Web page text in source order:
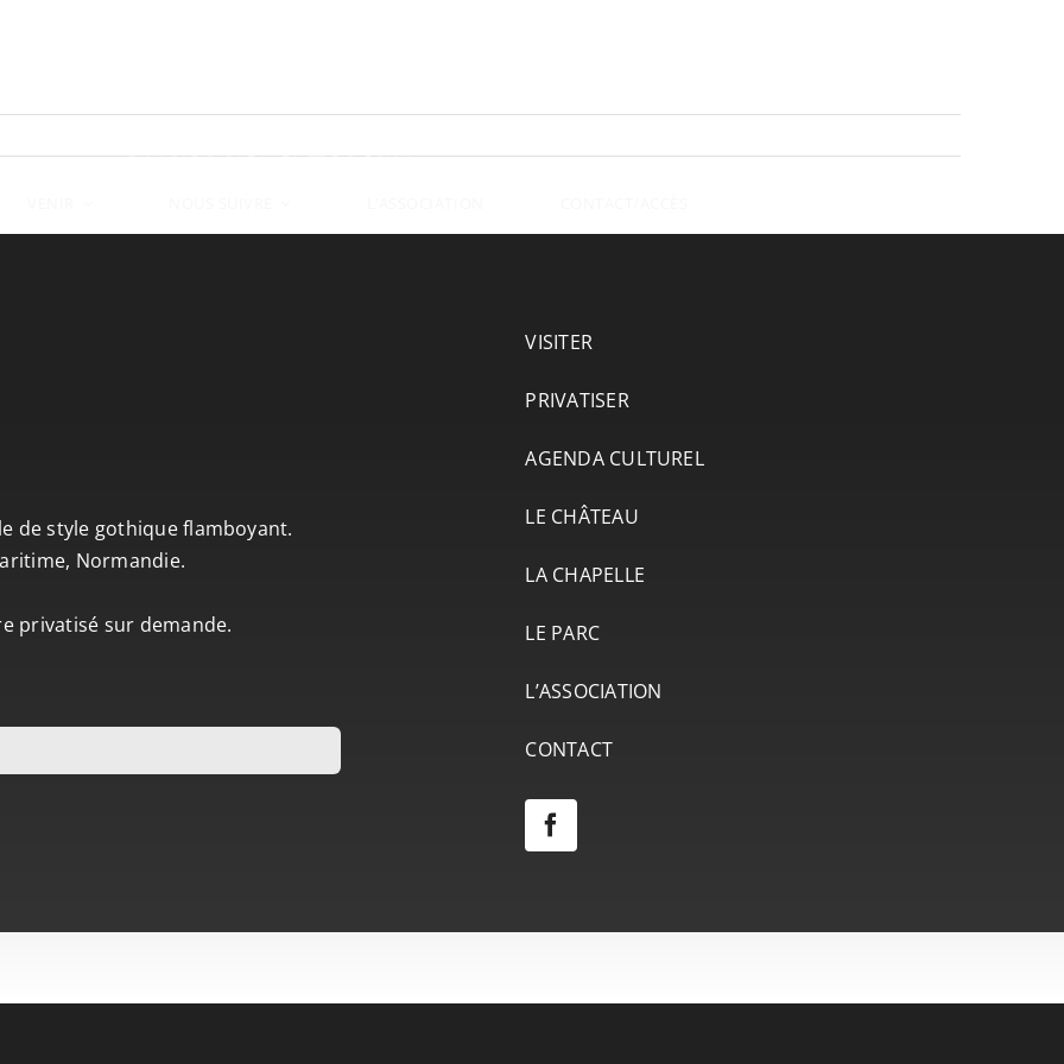
de style gothique flamboyant.
Normandie.
privatisé sur demande.
VISITER
PRIVATISER
AGENDA CULTUREL
LE CHÂTEAU
LA CHAPELLE
LE PARC
L’ASSOCIATION
CONTACT